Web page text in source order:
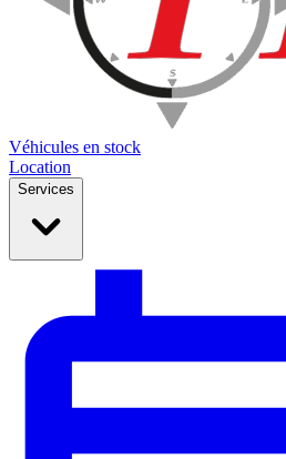
Véhicules en stock
Location
Services